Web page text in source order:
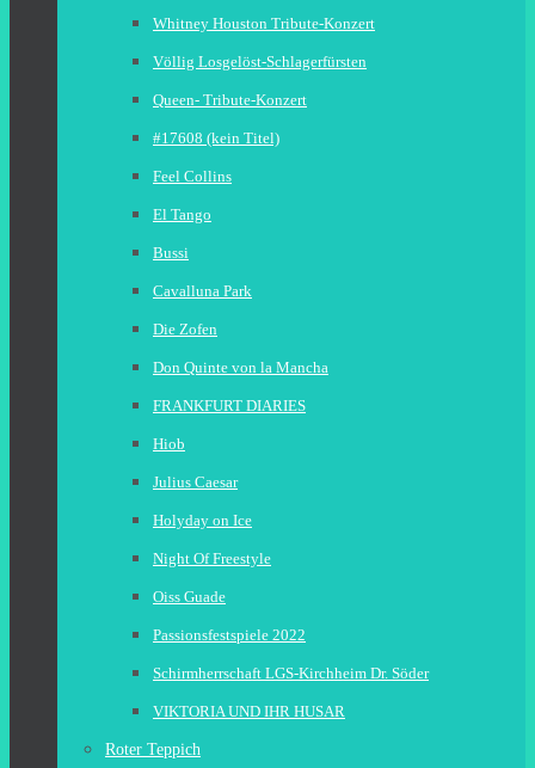
Whitney Houston Tribute-Konzert
Völlig Losgelöst-Schlagerfürsten
Queen- Tribute-Konzert
#17608 (kein Titel)
Feel Collins
El Tango
Bussi
Cavalluna Park
Die Zofen
Don Quinte von la Mancha
FRANKFURT DIARIES
Hiob
Julius Caesar
Holyday on Ice
Night Of Freestyle
Oiss Guade
Passionsfestspiele 2022
Schirmherrschaft LGS-Kirchheim Dr. Söder
VIKTORIA UND IHR HUSAR
Roter Teppich